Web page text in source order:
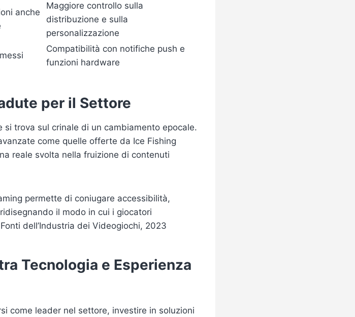
anche
Maggiore controllo sulla
distribuzione e sulla
personalizzazione
Compatibilità con notifiche push e
funzioni hardware
per il Settore
trova sul crinale di un cambiamento epocale.
come quelle offerte da Ice Fishing
reale svolta nella fruizione di contenuti
permette di coniugare accessibilità,
il modo in cui i giocatori
dell’Industria dei Videogiochi, 2023
Tecnologia e Esperienza
come leader nel settore, investire in soluzioni